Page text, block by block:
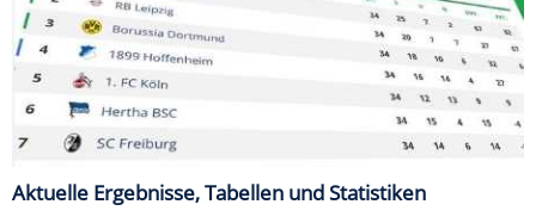
Aktuelle Ergebnisse, Tabellen und Statistiken